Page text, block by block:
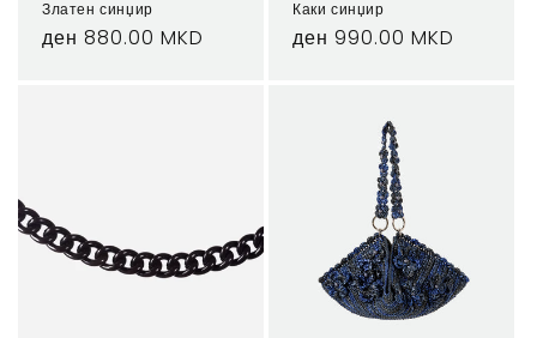
Златен синџир
Regular
ден 880.00 MKD
Каки синџир
Regular
ден 990.00 MKD